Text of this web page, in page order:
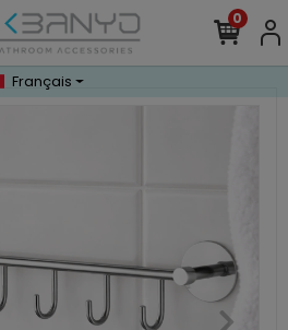
0
Français